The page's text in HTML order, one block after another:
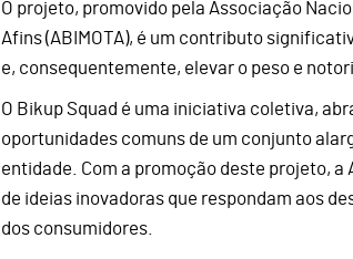
O projeto, promovido pela Associação
Afins (ABIMOTA), é um contributo
e, consequentemente, elevar o peso e
O Bikup Squad é uma iniciativa coletiva,
oportunidades comuns de um conjunto
entidade. Com a promoção deste projeto, a
de ideias inovadoras que respondam aos
dos consumidores.